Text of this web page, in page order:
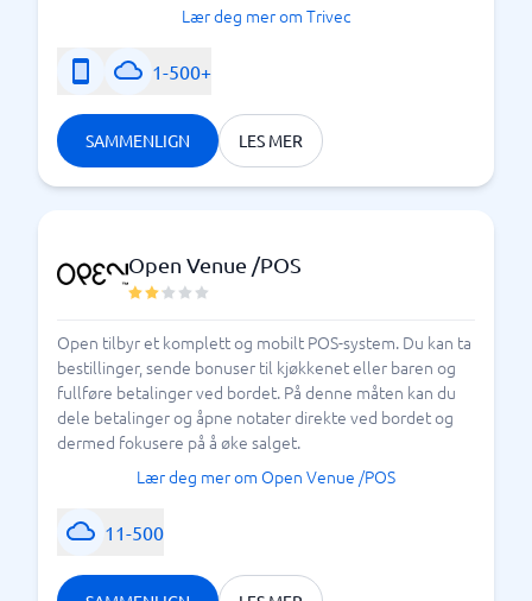
Lær deg mer om Trivec
1-500+
SAMMENLIGN LES MER
Open Venue /POS
Open tilbyr et komplett og mobilt POS-system. Du kan ta
bestillinger, sende bonuser til kjøkkenet eller baren og
fullføre betalinger ved bordet. På denne måten kan du
dele betalinger og åpne notater direkte ved bordet og
dermed fokusere på å øke salget.
Lær deg mer om Open Venue /POS
11-500